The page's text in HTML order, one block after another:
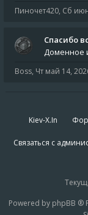
Пиночет420, Сб
Спасибо
Boss, Чт май 14,
Kiev-X.In
Связаться с
Powered by phpBB ®